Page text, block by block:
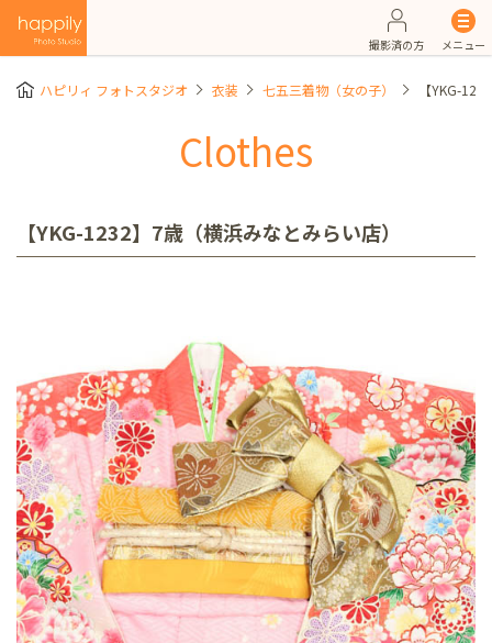
撮影済の方 メニュー
ハピリィ フォトスタジオ 衣装 七五三着物（女の子） 【YKG-
Clothes
【YKG-1232】7歳（横浜みなとみらい店）